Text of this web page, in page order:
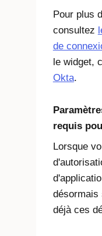
Pour plus
consultez
de
le widget,
Okta.
requis
Lorsque
désormais
déjà ces